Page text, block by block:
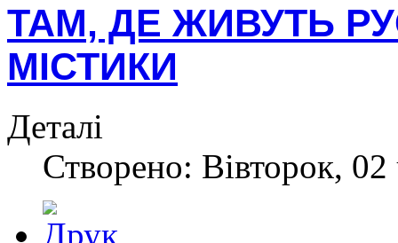
ТАМ, ДЕ ЖИВУТЬ
МІСТИКИ
Деталі
Створено: Вівторок,